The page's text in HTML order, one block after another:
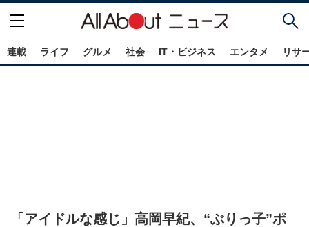
連載 ライフ グルメ 社会 IT・ビジネス エンタメ リサ
「アイドルな感じ」高岡早紀、“ぶりっ子”ポ